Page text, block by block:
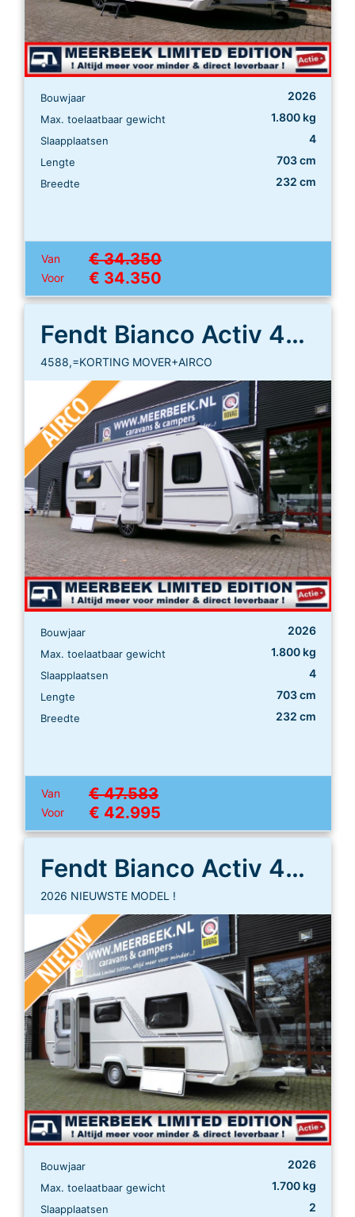
Bouwjaar 2026
Max. toelaatbaar gewicht 1.800 kg
Slaapplaatsen 4
Lengte 703 cm
Breedte 232 cm
Van € 34.350
Voor € 34.350
Fendt Bianco Activ 465 SFH
4588,=KORTING MOVER+AIRCO
Bouwjaar 2026
Max. toelaatbaar gewicht 1.800 kg
Slaapplaatsen 4
Lengte 703 cm
Breedte 232 cm
Van € 47.583
Voor € 42.995
Fendt Bianco Activ 465 SGE
2026 NIEUWSTE MODEL !
Bouwjaar 2026
Max. toelaatbaar gewicht 1.700 kg
Slaapplaatsen 2